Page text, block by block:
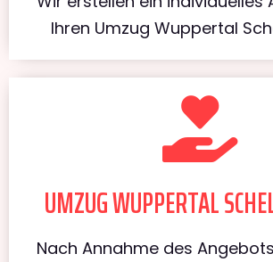
Ihren Umzug Wuppertal
UMZUG WUPPERTAL
Nach Annahme des